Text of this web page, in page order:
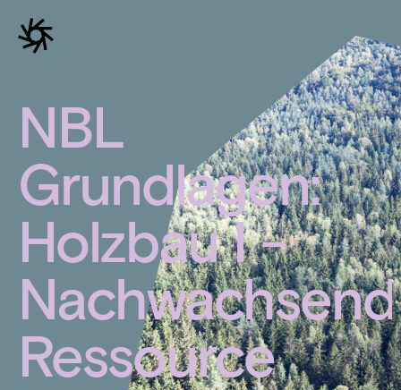
NBL
Grundlagen:
Holzbau I -
Ressource